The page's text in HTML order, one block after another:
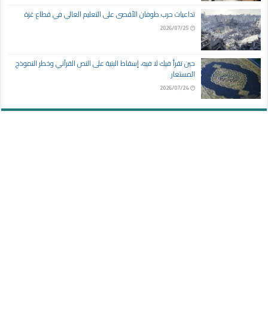
تداعيات حرب طوفان الأقصى على التعليم العالي في قطاع غزة
2026/07/25
حين تقرأ فيك لا فيه، إسقاط البنية على النص القرآني وخطر النموذج
المستعار
2026/07/24